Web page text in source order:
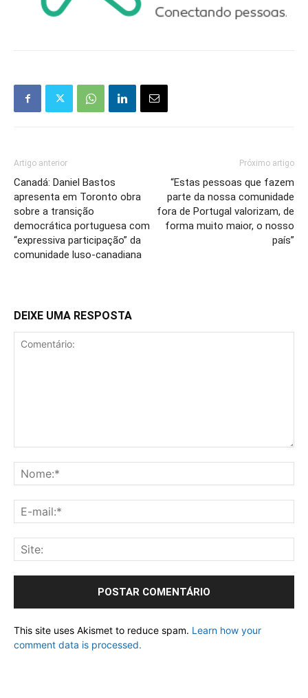
Artigo anterior
Canadá: Daniel Bastos
apresenta em Toronto obra
sobre a transição
democrática portuguesa com
“expressiva participação” da
comunidade luso-canadiana
Próximo artigo
“Estas pessoas que fazem
parte da nossa comunidade
fora de Portugal valorizam, de
forma muito maior, o nosso
país”
DEIXE UMA RESPOSTA
This site uses Akismet to reduce spam. Learn how your
comment data is processed.